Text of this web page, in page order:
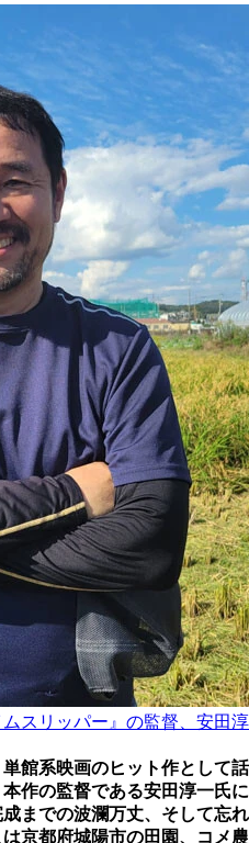
スリッパー』の監督、安田淳
館系映画のヒット作として話
作の監督である安田淳一氏に
までの波瀾万丈、そして忘れ
京都府城陽市の田園、コメ農